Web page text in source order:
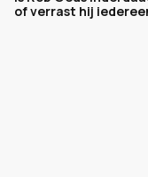
of verrast hij